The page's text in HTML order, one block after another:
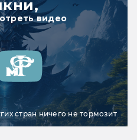
видео
стран ничего не тормозит